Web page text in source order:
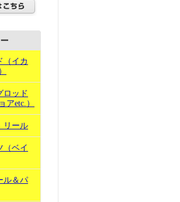
（イカ
ロッド
アetc.）
リール
（ベイ
ル＆パ